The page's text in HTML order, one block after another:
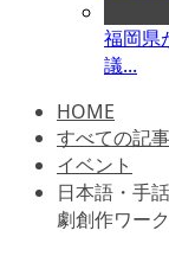
福岡県
議...
HOME
すべての記事
イベント
日本語・手
劇創作ワー